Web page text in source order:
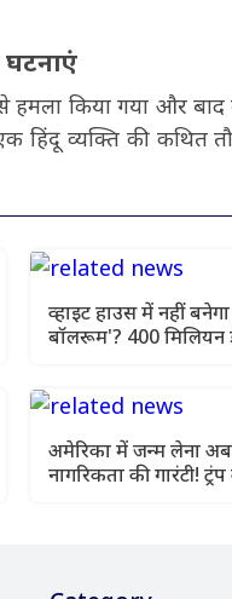
हमला किया गया और
हिंदू व्यक्ति की कथित
व्हाइट हाउस में नहीं बनेगा
बॉलरूम'? 400 मिलियन
अमेरिका में जन्म लेना अब
नागरिकता की गारंटी!